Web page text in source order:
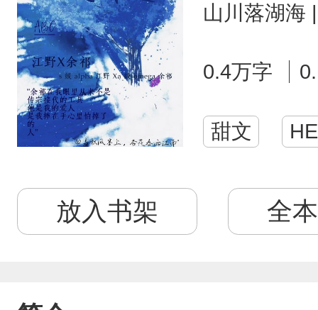
山川落湖海
0.4万字
甜文 HE
放入书架 全